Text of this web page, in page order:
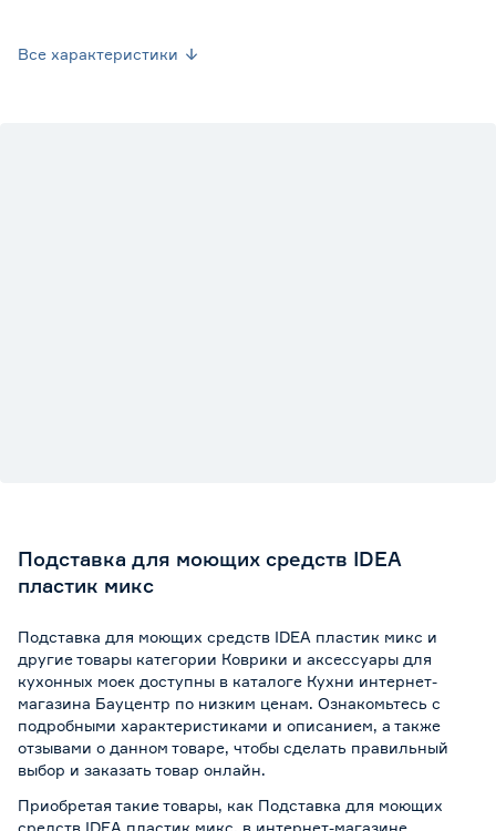
Все характеристики
Подставка для моющих средств IDEA
пластик микс
Подставка для моющих средств IDEA пластик микс и
другие товары категории Коврики и аксессуары для
кухонных моек доступны в каталоге Кухни интернет-
магазина Бауцентр по низким ценам. Ознакомьтесь с
подробными характеристиками и описанием, а также
отзывами о данном товаре, чтобы сделать правильный
выбор и заказать товар онлайн.
Приобретая такие товары, как Подставка для моющих
средств IDEA пластик микс, в интернет-магазине